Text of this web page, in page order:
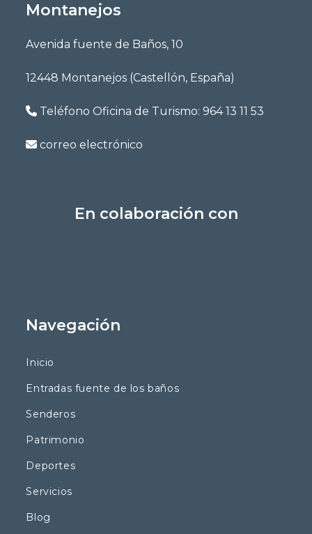
Montanejos
Avenida fuente de Baños, 10
12448 Montanejos (Castellón, España)
Teléfono Oficina de Turismo: 964 13 11 53
correo electrónico
En colaboración con
Navegación
Inicio
Entradas fuente de los baños
Senderos
Patrimonio
Deportes
Servicios
Blog